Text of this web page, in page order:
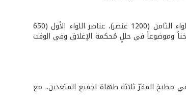
- بالاضافة الى عناصر مقرّ القيادة الذين يبلغ عددهم 250 عسكرياً، يستفيد ايضاً كل من: عناصر اللواء الثامن (1200 عنصر)، عناصر اللواء الأول (650
الطعام ساخناً وموضوعاً في حللٍ مُحكمة الإغلاق وفي الوقت
إذ يحق لكل 100 متغذٍ بطاهٍ، بينما يوجد في مطبخ المقرّ ثلاثة طهاة لجميع المتغذين.. مع